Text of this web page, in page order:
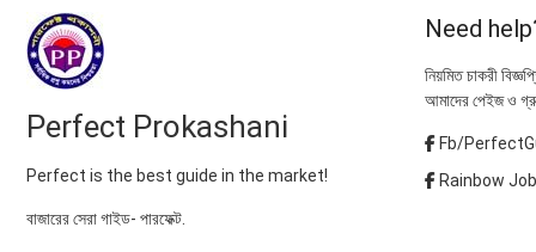
Perfect Prokashani
Perfect is the best guide in the market!
বাজারের সেরা গাইড- পারফেক্ট.
Need
নিয়মিত চাকরী
আমাদের পেইজ ও
Fb/
Rainbow